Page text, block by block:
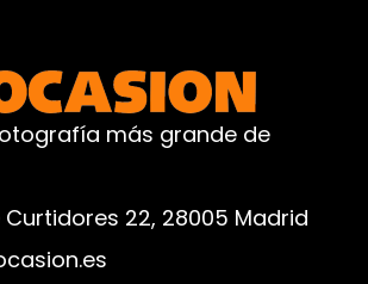
más grande de
Curtidores 22, 28005 Madrid